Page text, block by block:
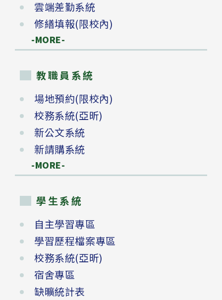
雲端差勤系統
修繕填報(限校內)
-MORE-
教職員系統
場地預約(限校內)
校務系統(亞昕)
新公文系統
新請購系統
-MORE-
學生系統
自主學習專區
學習歷程檔案專區
校務系統(亞昕)
宿舍專區
缺曠統計表